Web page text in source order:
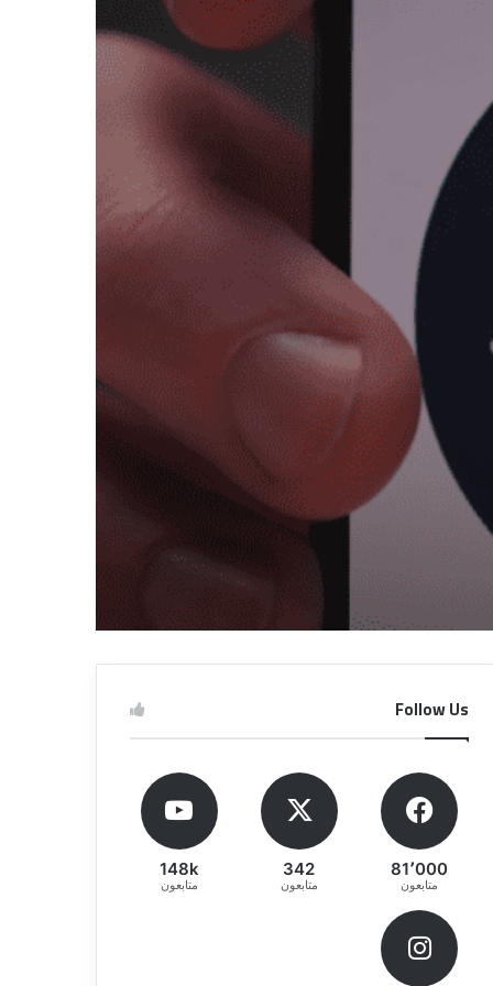
Follow Us
81٬000
متابعون
342
متابعون
148k
متابعون